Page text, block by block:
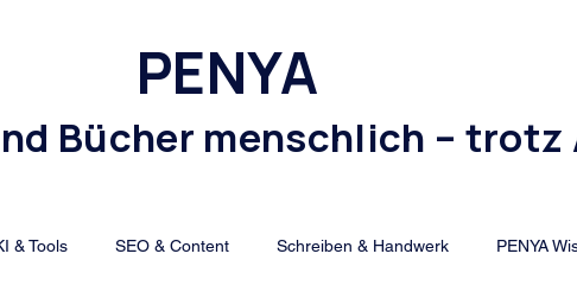
PENYA
Bücher menschlich – trotz
& Tools SEO & Content Schreiben & Handwerk PENYA